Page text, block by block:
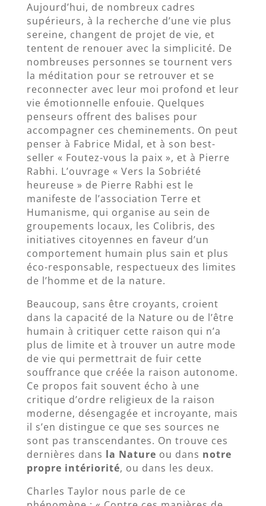
Aujourd’hui, de nombreux cadres
supérieurs, à la recherche d’une vie plus
sereine, changent de projet de vie, et
tentent de renouer avec la simplicité. De
nombreuses personnes se tournent vers
la méditation pour se retrouver et se
reconnecter avec leur moi profond et leur
vie émotionnelle enfouie. Quelques
penseurs offrent des balises pour
accompagner ces cheminements. On peut
penser à Fabrice Midal, et à son best-
seller « Foutez-vous la paix », et à Pierre
Rabhi. L’ouvrage « Vers la Sobriété
heureuse » de Pierre Rabhi est le
manifeste de l’association Terre et
Humanisme, qui organise au sein de
groupements locaux, les Colibris, des
initiatives citoyennes en faveur d’un
comportement humain plus sain et plus
éco-responsable, respectueux des limites
de l’homme et de la nature.
Beaucoup, sans être croyants, croient
dans la capacité de la Nature ou de l’être
humain à critiquer cette raison qui n’a
plus de limite et à trouver un autre mode
de vie qui permettrait de fuir cette
souffrance que créée la raison autonome.
Ce propos fait souvent écho à une
critique d’ordre religieux de la raison
moderne, désengagée et incroyante, mais
il s’en distingue ce que ses sources ne
sont pas transcendantes. On trouve ces
dernières dans la Nature ou dans notre
propre intériorité, ou dans les deux.
Charles Taylor nous parle de ce